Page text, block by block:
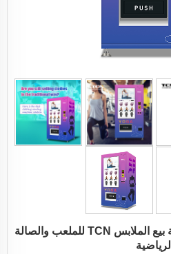
TCN-CSC-8C (50sp） آلة بيع الملابس TCN للملعب والصالة
الرياضية